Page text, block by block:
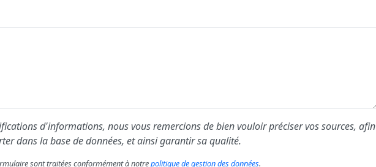
d'informations, nous vous remercions de bien vouloir préciser vos sources, afin
dans la base de données, et ainsi garantir sa qualité.
sont traitées conformément à notrepolitique de gestion des données.